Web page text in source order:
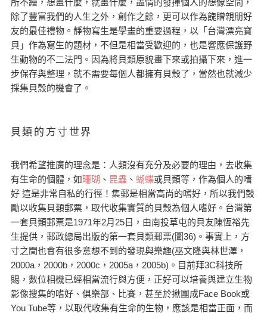
所不繪，想畫什麼，就畫什麼，盡情的發揮個人的想像空間，
除了豐富我們的人生之外，創作之餘，更可以作為餽贈親朋好
友的最佳禮物。靜物寫生是學畫的重要過程，以「台灣漂亮寶
貝」作為寫生的題材，不但是相當受歡迎的，也是響應保護野
生動物的不二法門。因為將貝類原貌畫下來或拍攝下來，進一
步保存與整理，就不需要每個人都擁有貝殼了，當然也就減少
採集貝殼的機會了。
貝類的方寸世界
我們希望推廣的理念是：人類沒有充分及必要的理由，去收集
有生命的個體，如珊瑚 、 昆蟲 、 蝴蝶或貝類等，作為個人的嗜
好 這是非常自私的行徑！集郵是相當高尚的嗜好，所以我們鼓
勵以收集貝類郵票，取代收集實質的貝殼為個人嗜好。台灣第
一套貝類郵票是1971年2月25日，由南投草屯的貝友陳恆裕先
生提供，郵政總局出版的第一套貝類郵票(圖36)。事實上，方
寸之間也會有很多意想不到的發現與樂趣(巫文隆與林世澤，
2000a，2000b，2000c，2005a，2005b)。目前拜3C科技所
賜，數位相機已經相當流行與方便，正好可以培養與建立生物
影像搜集的嗜好、俱樂部、比賽，甚至於揪團成Face Book或
You Tube等，以取代收集有生命的生物，應該是相當正面，而